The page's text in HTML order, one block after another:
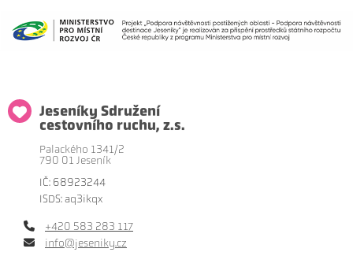
Jeseníky Sdružení
cestovního ruchu, z.s.
Palackého 1341/2
790 01 Jeseník
IČ: 68923244
ISDS: aq3ikqx
+420 583 283 117
info@jeseniky.cz